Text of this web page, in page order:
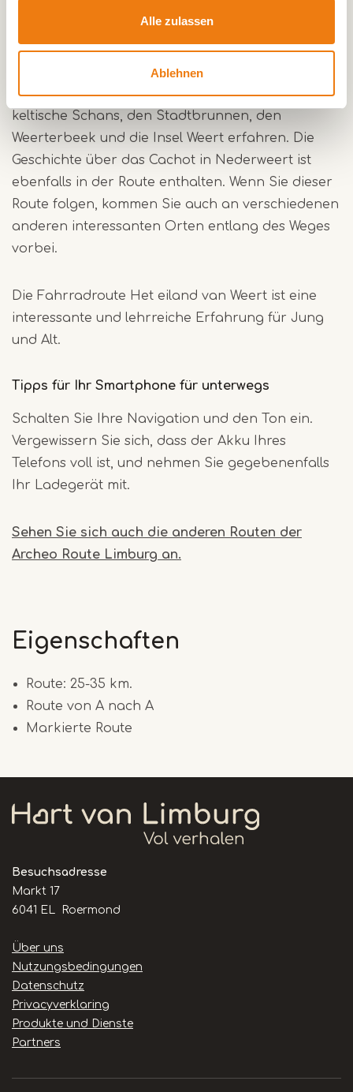
Alle zulassen
Ablehnen
Aspekte und Funde aus der Geschichte von Weert
und Nederweert. Denken Sie an die Geschichte
der Van Horne-Dynastie oder an die befestigte
Stadt Weert. Sie werden auch mehr über die
keltische Schans, den Stadtbrunnen, den
Weerterbeek und die Insel Weert erfahren. Die
Geschichte über das Cachot in Nederweert ist
ebenfalls in der Route enthalten. Wenn Sie dieser
Route folgen, kommen Sie auch an verschiedenen
anderen interessanten Orten entlang des Weges
vorbei.
Die Fahrradroute Het eiland van Weert ist eine
interessante und lehrreiche Erfahrung für Jung
und Alt.
Tipps für Ihr Smartphone für unterwegs
Schalten Sie Ihre Navigation und den Ton ein.
Vergewissern Sie sich, dass der Akku Ihres
Telefons voll ist, und nehmen Sie gegebenenfalls
Ihr Ladegerät mit.
Sehen Sie sich auch die anderen Routen der
Archeo Route Limburg an.
Eigenschaften
Route: 25-35 km.
Route von A nach A
Markierte Route
Besuchsadresse
Markt 17
6041 EL Roermond
Handige
links
Über uns
Nutzungsbedingungen
Datenschutz
Privacyverklaring
Produkte und Dienste
Partners